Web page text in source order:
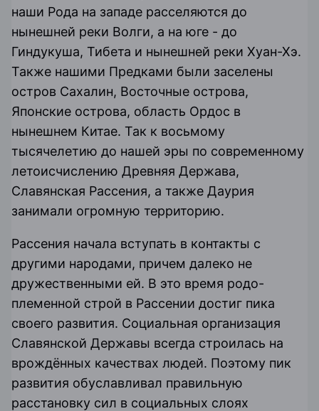
наши Рода на западе расселяются до
нынешней реки Волги, а на юге - до
Гиндукуша, Тибета и нынешней реки Хуан-Хэ.
Также нашими Предками были заселены
остров Сахалин, Восточные острова,
Японские острова, область Ордос в
нынешнем Китае. Так к восьмому
тысячелетию до нашей эры по современному
летоисчислению Древняя Держава,
Славянская Рассения, а также Даурия
занимали огромную территорию.
Рассения начала вступать в контакты с
другими народами, причем далеко не
дружественными ей. В это время родо-
племенной строй в Рассении достиг пика
своего развития. Социальная организация
Славянской Державы всегда строилась на
врождённых качествах людей. Поэтому пик
развития обуславливал правильную
расстановку сил в социальных слоях